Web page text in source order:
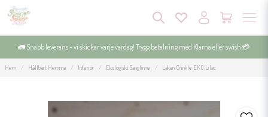
🚛 Snabb leverans - vi skickar varje vardag! Trygg betalning med Klarna eller swish 💳
Hem Hållbart Hemma Interiör Ekologiskt Sänglinne Lakan Crinkle EKO Lilac